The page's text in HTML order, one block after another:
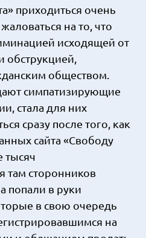
приходиться очень
на то, что
исходящей от
обструкцией,
обществом.
симпатизирующие
стала для них
сразу после того, как
сайта «Свободу
тысяч
там сторонников
попали в руки
в свою очередь
на